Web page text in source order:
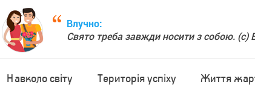
Влучно:
Свято треба завжди носити з собою. (с)
Навколо світу Територія успіху Життя